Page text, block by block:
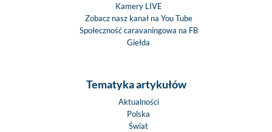
Kamery LIVE
Zobacz nasz kanał na You Tube
Społeczność caravaningowa na FB
Giełda
Tematyka artykułów
Aktualności
Polska
Świat